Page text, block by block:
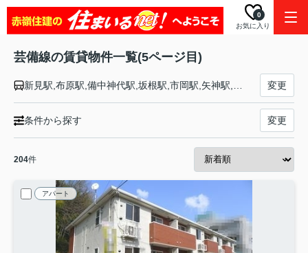
お気に入り
0
芸備線の賃貸物件一覧(5ページ目)
変更
条件から探す 変更
204件
アパート